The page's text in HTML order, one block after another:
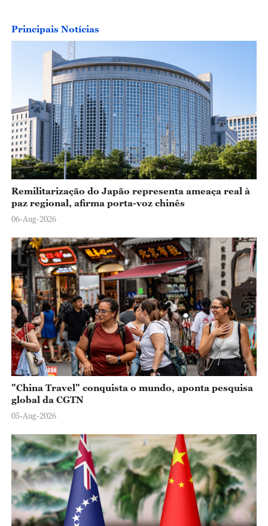
Principais Notícias
Remilitarização do Japão representa ameaça real à
paz regional, afirma porta-voz chinês
06-Aug-2026
"China Travel" conquista o mundo, aponta pesquisa
global da CGTN
05-Aug-2026